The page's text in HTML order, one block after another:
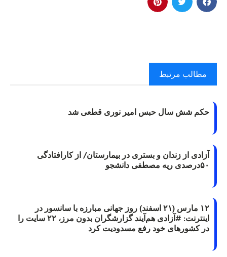
مطالب مرتبط
حکم شش سال حبس امیر نوری قطعی شد
آزادی از زندان و بستری در بیمارستان/ از کارافتادگی
۵۰درصدی ریه مصطفی دانشجو
۱۲ مارس (۲۱ اسفند) روز جهانی مبارزه با سانسور در
اینترنت: #آزادی هم‌آیند گزارشگران‌ بدون مرز، ۲۲ سایت را
در کشورهای خود رفع مسدودیت کرد